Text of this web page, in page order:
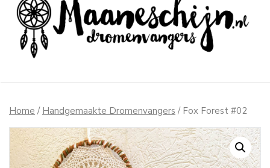
Home / Handgemaakte Dromenvangers / Fox Forest #02